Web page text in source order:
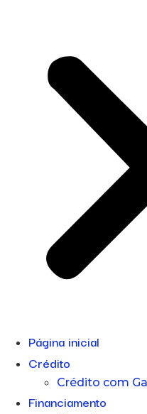
Página inicial
Crédito
Crédito com
Financiamento